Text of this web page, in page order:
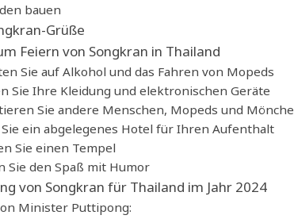
bauen
Grüße
Feiern von Songkran in Thailand
Sie auf Alkohol und das Fahren von Mopeds
Sie Ihre Kleidung und elektronischen Geräte
Sie andere Menschen, Mopeds und Mönche
Sie ein abgelegenes Hotel für Ihren Aufenthalt
Sie einen Tempel
Sie den Spaß mit Humor
von Songkran für Thailand im Jahr 2024
Minister Puttipong: